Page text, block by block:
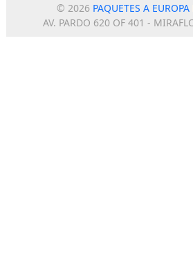
© 2026 PAQUETES A EUROPA
AV. PARDO 620 OF 401 -